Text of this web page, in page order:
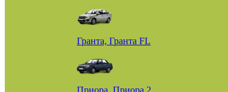
Гранта, Гранта FL
Приора, Приора 2